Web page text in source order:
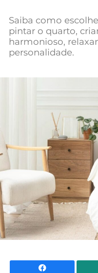
Negócios
Mundial
Saiba como
pintar o quarto,
harmonioso,
personalidade.